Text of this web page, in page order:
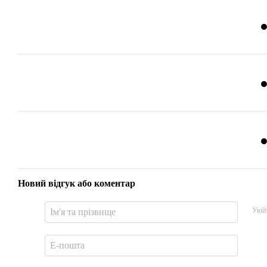
Новий відгук або коментар